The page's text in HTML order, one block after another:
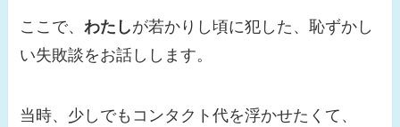
ここで、わたしが若かりし頃に犯した、恥ずかし
い失敗談をお話しします。
当時、少しでもコンタクト代を浮かせたくて、